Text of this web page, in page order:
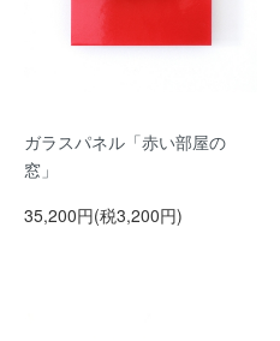
ガラスパネル「赤い部屋の
窓」
35,200円(税3,200円)